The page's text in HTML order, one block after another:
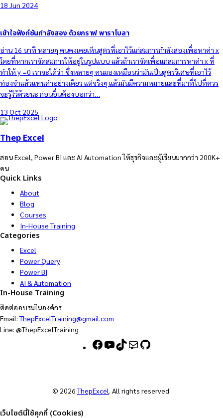
18 Jun 2024
เข้าใจฟังก์ชันกำลังสอง ด้วยกราฟ พาราโบลา
อ่าน 16 นาที หลายๆ คนคงเคยเห็นสูตรที่เอาไว้แก่สมการกำลังสองเพื่อหาค่า x
โดยที่หากเราจัดสมการให้อยู่ในรูปแบบ แล้วถ้าเราจัดเพื่อแก่สมการหาค่า x ที่
ทำให้ y =0 เราจะได้ว่า ซึ่งหลายๆ คนมองเหมือนว่ามันเป็นสูตรวิเศษที่เอาไว้
ท่องจำแล้วแทนค่าอย่างเดียว แต่จริงๆ แล้วมันมีความหมายและที่มาที่ไปที่ควร
จะรู้ไว้ด้วยนะ ก่อนอื่นต้องบอกว่า…
13 Oct 2025
Thep Excel
สอน Excel, Power BI และ AI Automation ให้ธุรกิจและผู้เรียนมากกว่า 200K+
คน
Quick Links
About
Blog
Courses
In-House Training
Categories
Excel
Power Query
Power BI
AI & Automation
In-House Training
ติดต่ออบรมในองค์กร
Email:ThepExcelTraining@gmail.com
Line: @ThepExcelTraining
F
Y
u
T
o
M
© 2026ThepExcel. All rights reserved.
เว็บไซต์นี้ใช้คุกกี้ (Cookies)